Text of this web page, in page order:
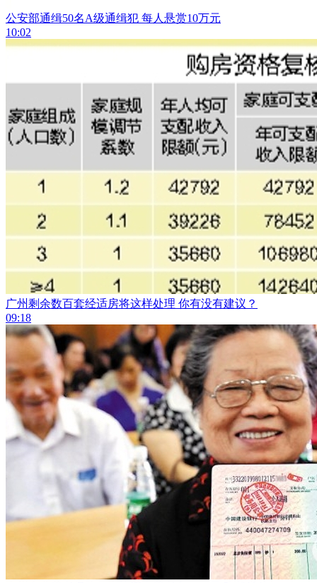
公安部通缉50名A级通缉犯 每人悬赏10万元
10:02
广州剩余数百套经适房将这样处理 你有没有建议？
09:18